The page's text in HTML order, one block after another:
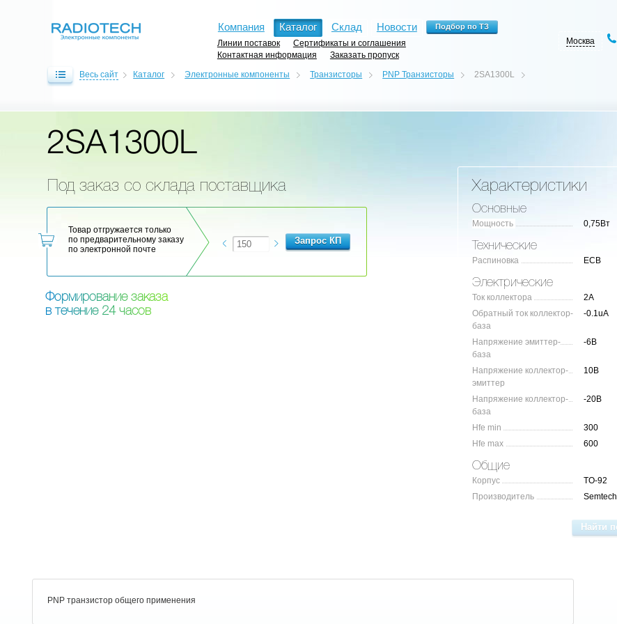
Компания Каталог Склад Новости
Линии поставок
Сертификаты и соглашения
Контактная информация
Заказать пропуск
Москва
Весь сайт Каталог Электронные компоненты Транзисторы PNP Транзисторы 2SA1300L
2SA1300L
Под заказ со склада поставщика
Товар отгружается только
по предварительному заказу
по электронной почте
Формирование заказа
в течение 24 часов
Характеристики
Основные
Мощность 0,75Вт
Технические
Распиновка ECB
Электрические
Ток коллектора
2А
Обратный ток коллектор-
база
-0.1uA
Напряжение эмиттер-
база
-6В
Напряжение коллектор-
эмиттер
10В
Напряжение коллектор-
база
-20В
Hfe min
300
Hfe max
600
Общие
Корпус
TO-92
Производитель
Semtech
PNP транзистор общего применения